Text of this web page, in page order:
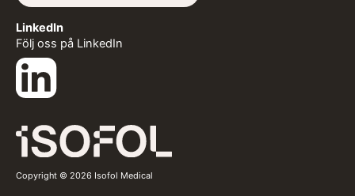
LinkedIn
Följ oss på LinkedIn
Copyright © 2026 Isofol Medical